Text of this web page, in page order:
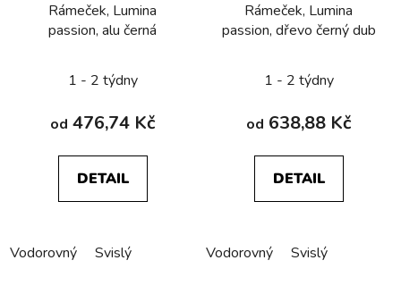
Rámeček, Lumina
passion, alu černá
1 - 2 týdny
od 476,74 Kč
DETAIL
Vodorovný Svislý
Rámeček, Lumina
passion, dřevo černý dub
1 - 2 týdny
od 638,88 Kč
DETAIL
Vodorovný Svislý